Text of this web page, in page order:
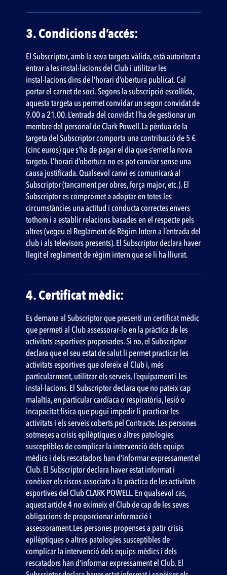
3. Condicions d’accés:
El Subscriptor, amb la seva targeta vàlida, està autoritzat a
entrar a les instal·lacions del Club i utilitzar les
instal·lacions dins de l’horari d’obertura publicat. Cal
portar el carnet de soci. Segons la subscripció escollida,
aquesta targeta us permet convidar un segon convidat de
9.00 a 21.00. L’entrada del convidat l’ha de gestionar un
membre del personal de Clark Powell.La pèrdua de la
targeta del Subscriptor comporta una contribució de 5 €
(cinc euros) que s’ha de pagar el dia que s’emet la nova
targeta. L’horari d’obertura no es pot canviar sense una
causa justificada. Qualsevol canvi es comunicarà al
Subscriptor (tancament per obres, força major, etc.). El
Subscriptor es compromet a adoptar en totes les
circumstàncies una actitud i conducta correctes envers
tothom i a establir relacions basades en el respecte pels
altres (vegeu el Reglament de Règim Intern a l’entrada del
club i als televisors presents). El Subscriptor declara haver
llegit el reglament de règim intern que se li ha lliurat.
4. Certificat mèdic:
Es demana al Subscriptor que presenti un certificat mèdic
que permeti al Club assessorar-lo en la pràctica de les
activitats esportives proposades. Si no, el Subscriptor
declara que el seu estat de salut li permet practicar les
activitats esportives que ofereix el Club i, més
particularment, utilitzar els serveis, l’equipament i les
instal·lacions. El Subscriptor declara que no pateix cap
malaltia, en particular cardíaca o respiratòria, lesió o
incapacitat física que pugui impedir-li practicar les
activitats i els serveis coberts pel Contracte. Les persones
sotmeses a crisis epilèptiques o altres patologies
susceptibles de complicar la intervenció dels equips
mèdics i dels rescatadors han d’informar expressament el
Club. El Subscriptor declara haver estat informat i
conèixer els riscos associats a la pràctica de les activitats
esportives del Club CLARK POWELL. En qualsevol cas,
aquest article 4 no eximeix el Club de cap de les seves
obligacions de proporcionar informació i
assessorament.Les persones propenses a patir crisis
epilèptiques o altres patologies susceptibles de
complicar la intervenció dels equips mèdics i dels
rescatadors han d’informar expressament el Club. El